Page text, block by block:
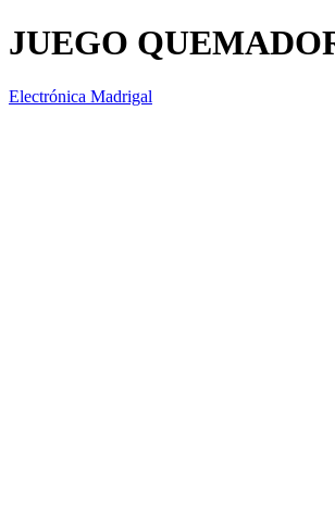
JUEGO
Electrónica Madrigal